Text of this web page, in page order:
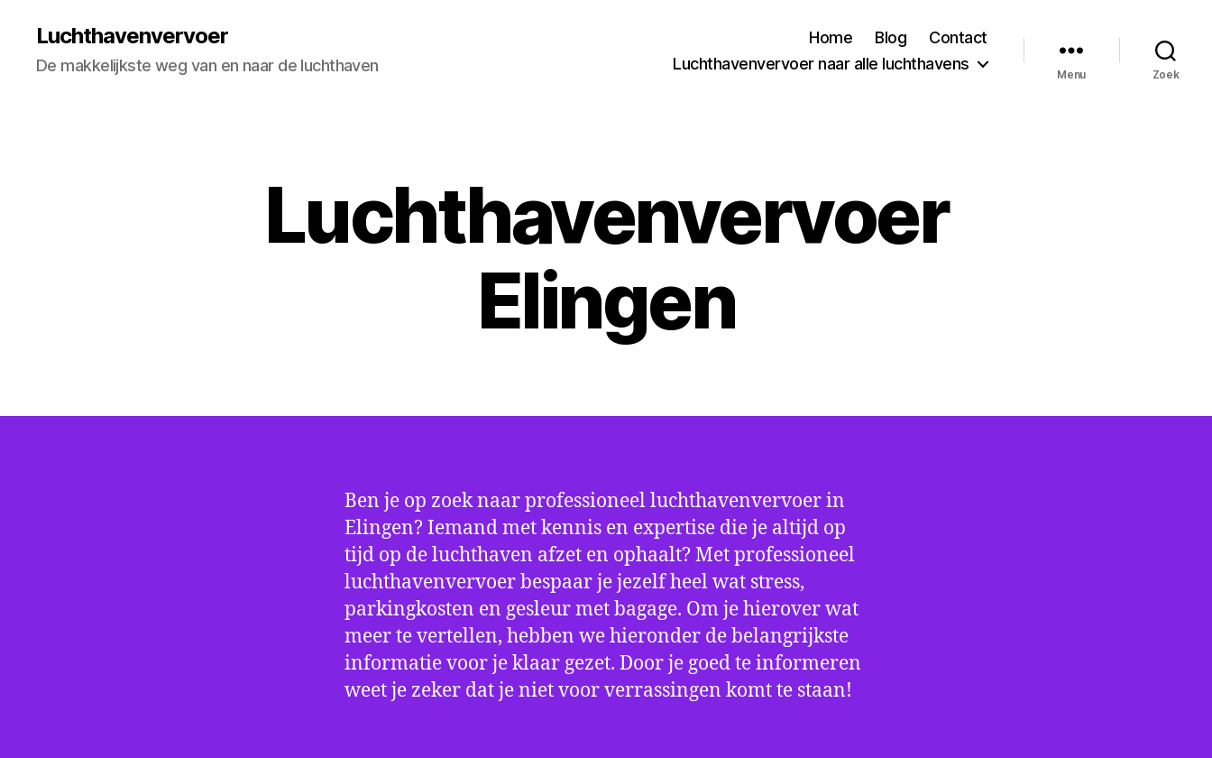
Luchthavenvervoer
De makkelijkste weg van en naar de luchthaven
Home Blog
Contact
Luchthavenvervoer naar alle luchthavens
Menu Zoek
Luchthavenvervoer
Elingen
Ben je op zoek naar professioneel luchthavenvervoer in
Elingen? Iemand met kennis en expertise die je altijd op
tijd op de luchthaven afzet en ophaalt? Met professioneel
luchthavenvervoer bespaar je jezelf heel wat stress,
parkingkosten en gesleur met bagage. Om je hierover wat
meer te vertellen, hebben we hieronder de belangrijkste
informatie voor je klaar gezet. Door je goed te informeren
weet je zeker dat je niet voor verrassingen komt te staan!